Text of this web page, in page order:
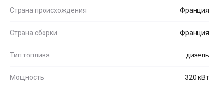
Страна происхождения Франция
Страна сборки Франция
Тип топлива дизель
Мощность 320 кВт